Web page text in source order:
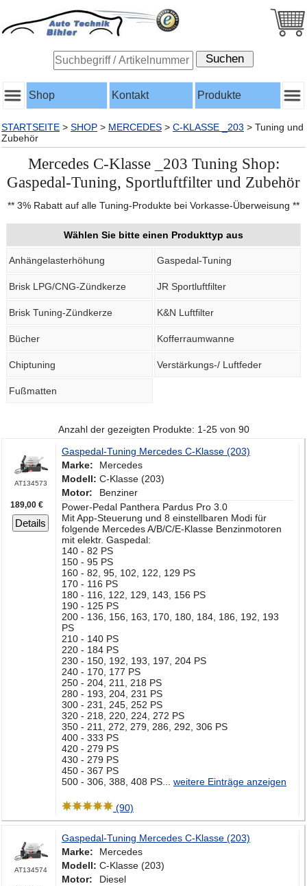
Shop Kontakt Produkte
STARTSEITE > SHOP > MERCEDES > C-KLASSE _203 > Tuning und
Zubehör
Mercedes C-Klasse _203 Tuning Shop:
Gaspedal-Tuning, Sportluftfilter und Zubehör
** 3% Rabatt auf alle Tuning-Produkte bei Vorkasse-Überweisung **
Wählen Sie bitte einen Produkttyp aus
Anhängelasterhöhung Gaspedal-Tuning
Brisk LPG/CNG-Zündkerze JR Sportluftfilter
Brisk Tuning-Zündkerze K&N Luftfilter
Bücher Kofferraumwanne
Chiptuning Verstärkungs-/ Luftfeder
Fußmatten
Anzahl der gezeigten Produkte: 1-25 von 90
AT134573
189,00 €
Details
Gaspedal-Tuning Mercedes C-Klasse (203)
Marke:
Mercedes
Modell: C-Klasse (203)
Motor:
Benziner
Power-Pedal Panthera Pardus Pro 3.0
Mit App-Steuerung und 8 einstellbaren Modi für
folgende Mercedes A/B/C/E-Klasse Benzinmotoren
mit elektr. Gaspedal:
140 - 82 PS
150 - 95 PS
160 - 82, 95, 102, 122, 129 PS
170 - 116 PS
180 - 116, 122, 129, 143, 156 PS
190 - 125 PS
200 - 136, 156, 163, 170, 180, 184, 186, 192, 193
PS
210 - 140 PS
220 - 184 PS
230 - 150, 192, 193, 197, 204 PS
240 - 170, 177 PS
250 - 204, 211, 218 PS
280 - 193, 204, 231 PS
300 - 231, 245, 252 PS
320 - 218, 220, 224, 272 PS
350 - 211, 272, 279, 286, 292, 306 PS
400 - 333 PS
420 - 279 PS
430 - 279 PS
450 - 367 PS
500 - 306, 388, 408 PS... weitere Einträge anzeigen
(90)
AT134574
Gaspedal-Tuning Mercedes C-Klasse (203)
Marke:
Mercedes
Modell: C-Klasse (203)
Motor:
Diesel